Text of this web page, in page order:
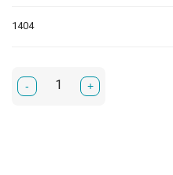
1404
+
-